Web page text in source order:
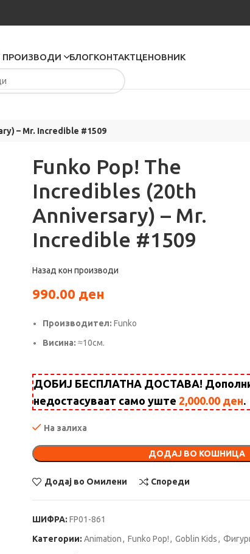
ПРОИЗВОДИ БЛОГКОНТАКТЦЕНОВНИК
– Mr. Incredible #1509
Funko Pop! The
Incredibles (20th
Anniversary) – Mr.
Incredible #1509
Назад кон производи
990.00 ден
Производител: Funko
Висина: ≈10см.
ДОБИЈ БЕСПЛАТНА ДОСТАВА! Дополни
недостасуваат само уште 2,000.00 ден.
На залиха
ДОДАЈ ВО КОШНИЦА
Додај во Омилени Спореди
ШИФРА: FP01-861
Категории: Animation, Funko Pop!, Goblin Kids,